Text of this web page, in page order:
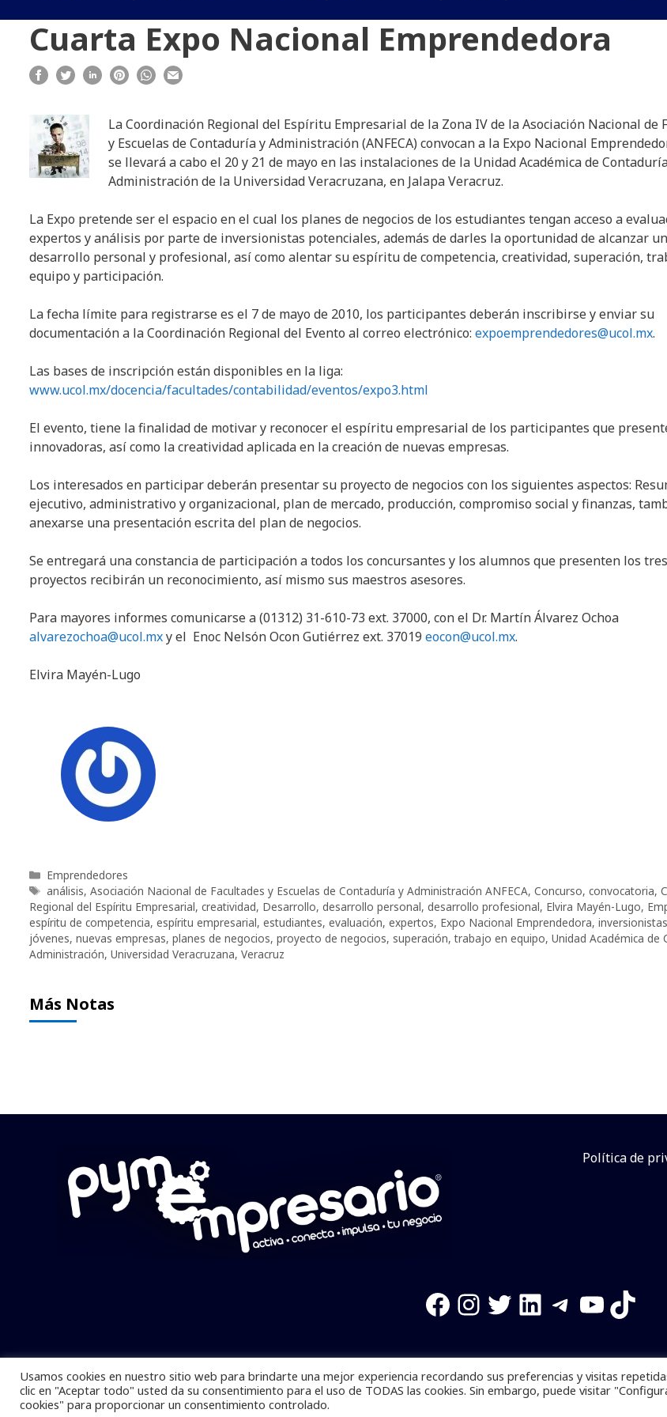
Cuarta Expo Nacional Emprendedora
La Coordinación Regional del Espíritu Empresarial de la Zona IV de la Asociación Nacional de
y Escuelas de Contaduría y Administración (ANFECA) convocan a la Expo Nacional
se llevará a cabo el 20 y 21 de mayo en las instalaciones de la Unidad Académica de
Administración de la Universidad Veracruzana, en Jalapa Veracruz.
La Expo pretende ser el espacio en el cual los planes de negocios de los estudiantes tengan acceso a
expertos y análisis por parte de inversionistas potenciales, además de darles la oportunidad de alcanzar
desarrollo personal y profesional, así como alentar su espíritu de competencia, creatividad, superación,
equipo y participación.
La fecha límite para registrarse es el 7 de mayo de 2010, los participantes deberán inscribirse y enviar su
documentación a la Coordinación Regional del Evento al correo electrónico: expoemprendedores@ucol.mx.
Las bases de inscripción están disponibles en la liga:
www.ucol.mx/docencia/facultades/contabilidad/eventos/expo3.html
El evento, tiene la finalidad de motivar y reconocer el espíritu empresarial de los participantes que
innovadoras, así como la creatividad aplicada en la creación de nuevas empresas.
Los interesados en participar deberán presentar su proyecto de negocios con los siguientes aspectos:
ejecutivo, administrativo y organizacional, plan de mercado, producción, compromiso social y finanzas,
anexarse una presentación escrita del plan de negocios.
Se entregará una constancia de participación a todos los concursantes y los alumnos que presenten los
proyectos recibirán un reconocimiento, así mismo sus maestros asesores.
Para mayores informes comunicarse a (01312) 31-610-73 ext. 37000, con el Dr. Martín Álvarez Ochoa
alvarezochoa@ucol.mxy el Enoc Nelsón Ocon Gutiérrez ext. 37019 eocon@ucol.mx.
Elvira Mayén-Lugo
Categorías
Emprendedores
Etiquetas
análisis, Asociación Nacional de Facultades y Escuelas de Contaduría y Administración ANFECA, Concurso, convocatoria,
Regional del Espíritu Empresarial, creatividad, Desarrollo, desarrollo personal, desarrollo profesional, Elvira Mayén-Lugo,
espíritu de competencia, espíritu empresarial, estudiantes, evaluación, expertos, Expo Nacional Emprendedora, inversionistas
jóvenes, nuevas empresas, planes de negocios, proyecto de negocios, superación,trabajo en equipo, Unidad Académica de
Administración, Universidad Veracruzana, Veracruz
Más Notas
Política de
Facebook
Instagram
Twitter
LinkedIn
Telegram
Pymempresario © 2025 Todos los derechos reservados. Se prohibe el uso de la
Desarrollado poryalla ya!
Usamos cookies en nuestro sitio web para brindarte una mejor experiencia recordando sus preferencias y visitas
clic en "Aceptar todo" usted da su consentimiento para el uso de TODAS las cookies. Sin embargo, puede visitar
cookies" para proporcionar un consentimiento controlado.